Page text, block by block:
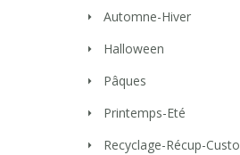
Automne-Hiver
Halloween
Pâques
Printemps-Eté
Recyclage-Récup-Custo